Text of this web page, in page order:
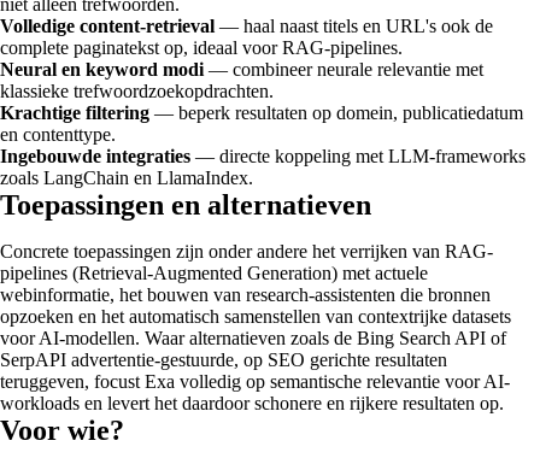
Volledige content-retrieval — haal naast titels en URL's ook de
complete paginatekst op, ideaal voor RAG-pipelines.
Neural en keyword modi — combineer neurale relevantie met
klassieke trefwoordzoekopdrachten.
Krachtige filtering — beperk resultaten op domein, publicatiedatum
en contenttype.
Ingebouwde integraties — directe koppeling met LLM-frameworks
zoals LangChain en LlamaIndex.
Toepassingen en alternatieven
Concrete toepassingen zijn onder andere het verrijken van RAG-
pipelines (Retrieval-Augmented Generation) met actuele
webinformatie, het bouwen van research-assistenten die bronnen
opzoeken en het automatisch samenstellen van contextrijke datasets
voor AI-modellen. Waar alternatieven zoals de Bing Search API of
SerpAPI advertentie-gestuurde, op SEO gerichte resultaten
teruggeven, focust Exa volledig op semantische relevantie voor AI-
workloads en levert het daardoor schonere en rijkere resultaten op.
Voor wie?